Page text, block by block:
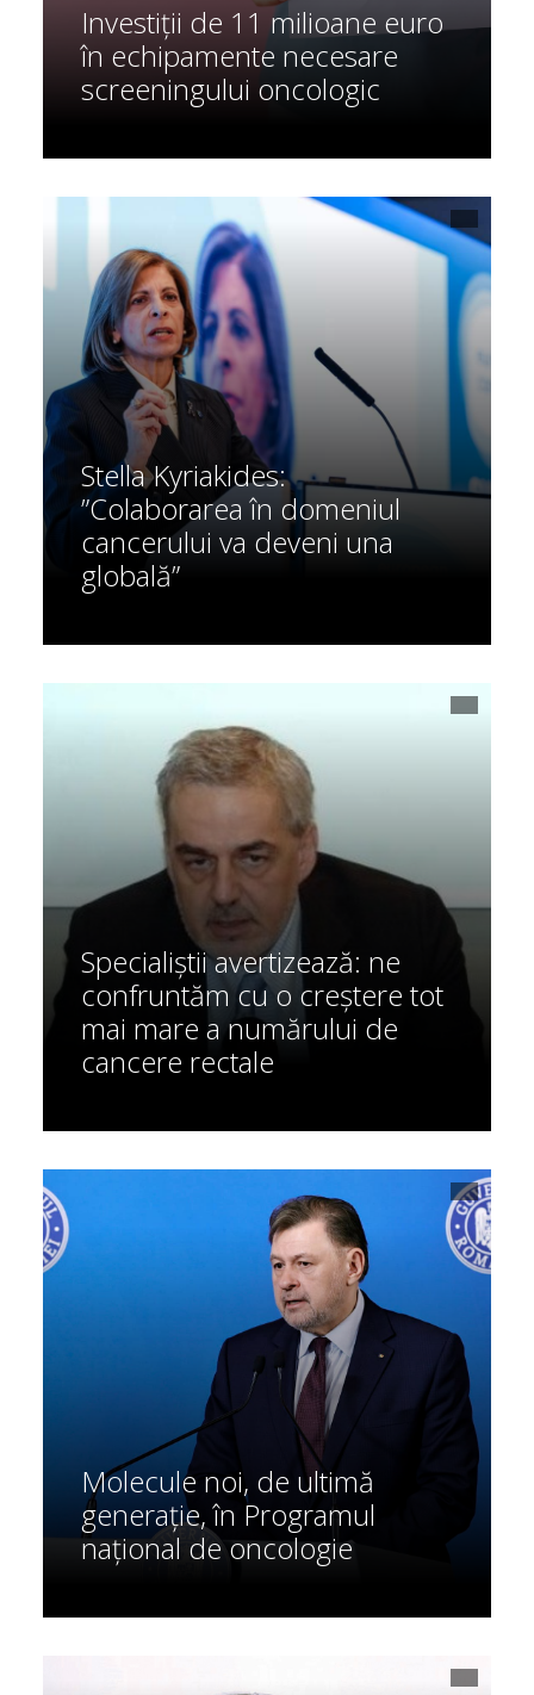
Investiții de 11 milioane euro
în echipamente necesare
screeningului oncologic
Stella Kyriakides:
”Colaborarea în domeniul
cancerului va deveni una
globală”
Specialiștii avertizează: ne
confruntăm cu o creștere tot
mai mare a numărului de
cancere rectale
Molecule noi, de ultimă
generație, în Programul
național de oncologie